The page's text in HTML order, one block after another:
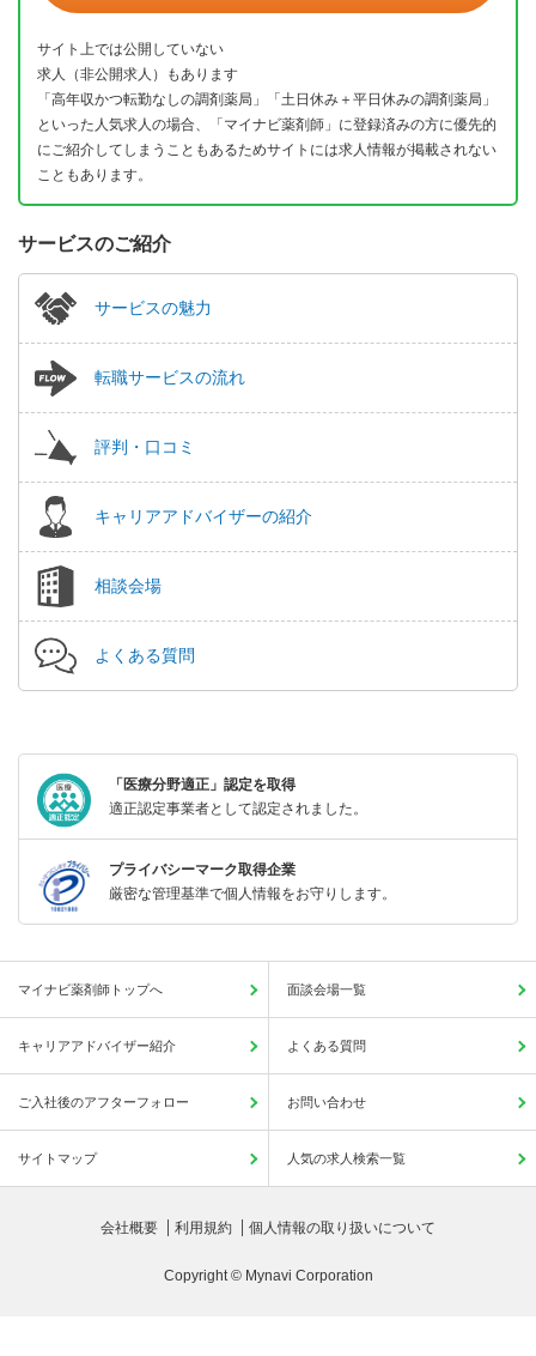
サイト上では公開していない
求人（非公開求人）もあります
「高年収かつ転勤なしの調剤薬局」「土日休み＋平日休みの調剤薬局」
といった人気求人の場合、「マイナビ薬剤師」に登録済みの方に優先的
にご紹介してしまうこともあるためサイトには求人情報が掲載されない
こともあります。
サービスのご紹介
サービスの魅力
転職サービスの流れ
評判・口コミ
キャリアアドバイザーの紹介
相談会場
よくある質問
「医療分野適正」認定を取得
適正認定事業者として認定されました。
プライバシーマーク取得企業
厳密な管理基準で個人情報をお守りします。
マイナビ薬剤師トップへ 面談会場一覧
キャリアアドバイザー紹介 よくある質問
ご入社後のアフターフォロー お問い合わせ
サイトマップ 人気の求人検索一覧
会社概要 利用規約 個人情報の取り扱いについて
Copyright © Mynavi Corporation